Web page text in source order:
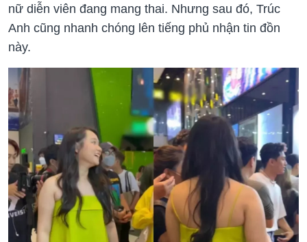
nữ diễn viên đang mang thai. Nhưng sau đó, Trúc
Anh cũng nhanh chóng lên tiếng phủ nhận tin đồn
này.